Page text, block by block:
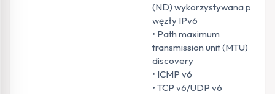
(ND) wykorzystywana przez
węzły IPv6
• Path maximum
transmission unit (MTU)
discovery
• ICMP v6
• TCP v6/UDP v6